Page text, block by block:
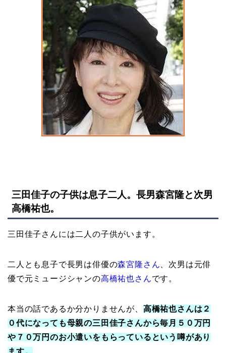
三田佳子の子供は息子二人。長男森宮隆と次男
高橋祐也。
三田佳子さんには二人の子供がいます。
二人とも息子で長男は俳優の森宮隆さん 、次男は元俳
優で元ミュージシャンの高橋祐也さんです。
本当の話であるか分かりませんが、 高橋祐也さんは２
０代になっても母親の三田佳子さんから毎月５０万円
や７０万円のお小遣いをもらっているという噂があり